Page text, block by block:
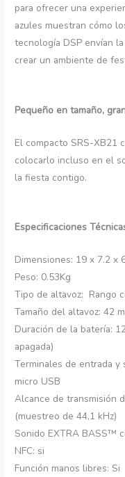
para ofrecer una
azules muestran cómo
tecnología DSP envían
crear un ambiente de
Pequeño en tamaño,
El compacto SRS-XB21
colocarlo incluso en el
la fiesta contigo.
Especificaciones
Dimensiones: 19 x 7.2 x
Peso: 0.53Kg
Tipo de altavoz: Rango
Tamaño del altavoz: 42
Duración de la batería:
apagada)
Terminales de entrada y
micro USB
Alcance de transmisión
(muestreo de 44,1 kHz)
Sonido EXTRA BASS™
NFC: si
Función manos libres: Si